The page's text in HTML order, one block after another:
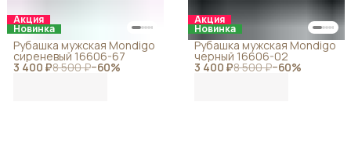
Акция
Новинка
3 400 ₽8 500 ₽−60%
Рубашка мужская Mondigo
сиреневый 16606-67
Акция
Новинка
3 400 ₽8 500 ₽−60%
Рубашка мужская Mondigo
черный 16606-02